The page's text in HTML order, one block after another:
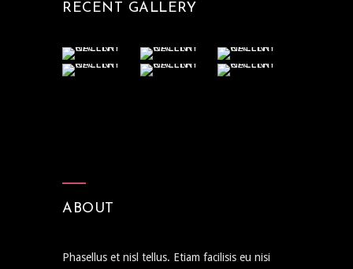
RECENT GALLERY
ABOUT
Phasellus et nisl tellus. Etiam facilisis eu nisi